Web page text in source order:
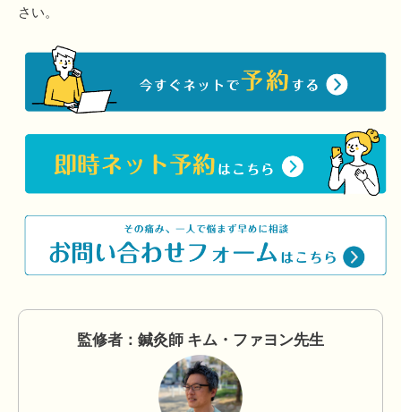
さい。
監修者：鍼灸師 キム・ファヨン先生